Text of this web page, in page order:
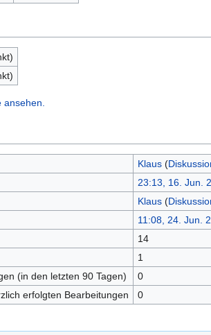
Klaus (
23:13, 16. Jun.
Klaus (
11:08, 24. Jun.
14
1
(in den letzten 90 Tagen)
0
erfolgten Bearbeitungen
0